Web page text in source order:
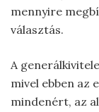
mennyire
választás.
A
mivel ebben az
mindenért, az